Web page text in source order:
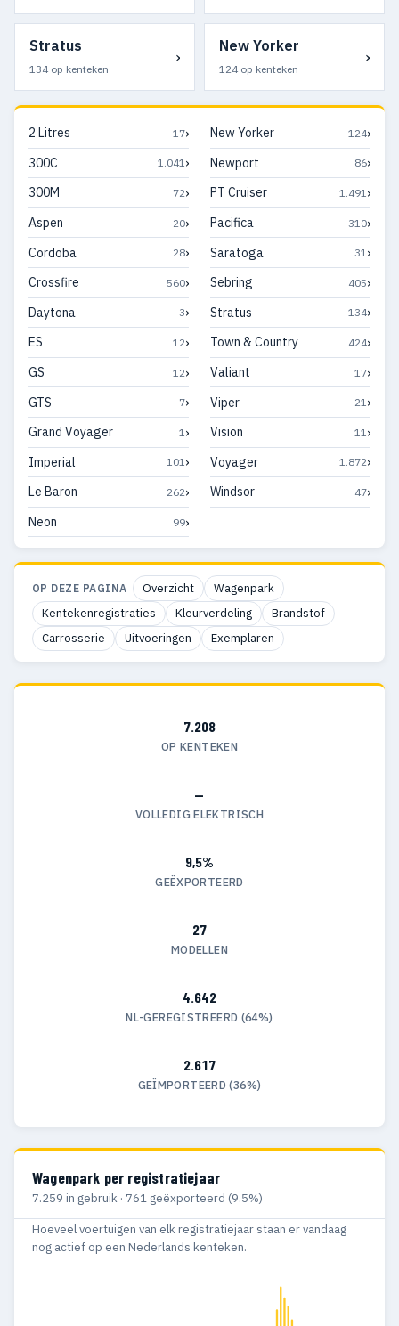
Stratus
134 op kenteken
›
New Yorker
124 op kenteken
›
2 Litres 17›
300C 1.041›
300M 72›
Aspen 20›
Cordoba 28›
Crossfire 560›
Daytona 3›
ES 12›
GS 12›
GTS 7›
Grand Voyager 1 ›
Imperial 101›
Le Baron 262›
Neon 99›
New Yorker 124›
Newport 86›
PT Cruiser 1.491 ›
Pacifica 310›
Saratoga 31›
Sebring 405›
Stratus 134›
Town & Country 424›
Valiant 17›
Viper 21›
Vision 11 ›
Voyager 1.872›
Windsor 47›
OP DEZE PAGINA Overzicht
Wagenpark
Kentekenregistraties
Kleurverdeling
Brandstof
Carrosserie
Uitvoeringen Exemplaren
7.208
OP KENTEKEN
—
VOLLEDIG ELEKTRISCH
9,5%
GEËXPORTEERD
27
MODELLEN
4.642
NL-GEREGISTREERD (64%)
2.617
GEÏMPORTEERD (36%)
Wagenpark per registratiejaar
7.259 in gebruik · 761 geëxporteerd (9.5%)
Hoeveel voertuigen van elk registratiejaar staan er vandaag
nog actief op een Nederlands kenteken.